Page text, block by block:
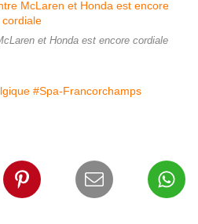
et Honda est encore cordiale
#Spa-Francorchamps